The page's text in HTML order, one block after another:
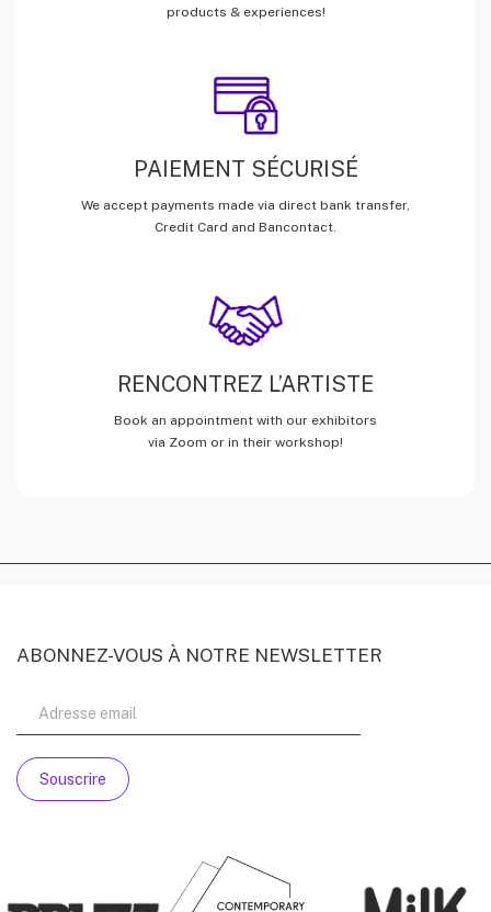
products & experiences!
PAIEMENT SÉCURISÉ
We accept payments made via direct bank transfer,
Credit Card and Bancontact.
RENCONTREZ L’ARTISTE
Book an appointment with our exhibitors
via Zoom or in their workshop!
ABONNEZ-VOUS À NOTRE NEWSLETTER